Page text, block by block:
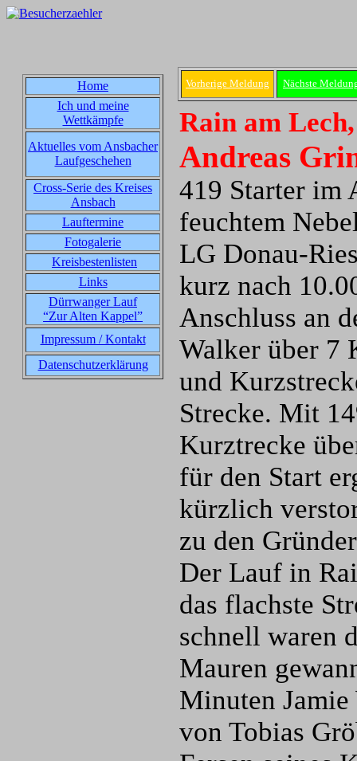
Home
Ich und meine
Wettkämpfe
Aktuelles vom Ansbacher
Laufgeschehen
Cross-Serie des Kreises
Ansbach
Lauftermine
Fotogalerie
Kreisbestenlisten
Links
Dürrwanger Lauf
“Zur Alten Kappel”
Impressum / Kontakt
Datenschutzerklärung
Vorherige Meldung Nächste
Rain am
Andreas
419 Starter im
feuchtem
LG Donau-
kurz nach
Anschluss an
Walker über 7
und
Strecke. Mit
Kurztrecke
für den Start
kürzlich
zu den
Der Lauf in
das flachste
schnell waren
Mauren
Minuten
von Tobias